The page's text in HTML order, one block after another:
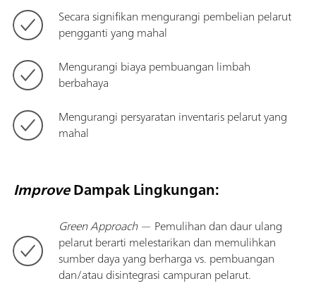
Secara signifikan mengurangi pembelian pelarut
pengganti yang mahal
Mengurangi biaya pembuangan limbah
berbahaya
Mengurangi persyaratan inventaris pelarut yang
mahal
ImproveDampak Lingkungan:
Green Approach— Pemulihan dan daur ulang
pelarut berarti melestarikan dan memulihkan
sumber daya yang berharga vs. pembuangan
dan/atau disintegrasi campuran pelarut.